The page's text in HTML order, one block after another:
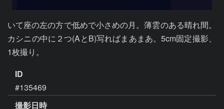
いて座の左の方で低めで小さめの月。薄雲のある晴れ間。
カシニの中に２つ(AとB)写ればまあまあ。5cm固定撮影、
1枚撮り。
ID
#135469
撮影日時